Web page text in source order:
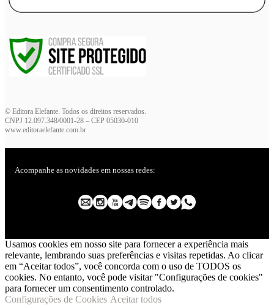
© Editora Elefante. Todos os direitos reservados.
CNPJ 12.097.348/0001-28 – CEP 05030-010
www.editoraelefante.com.br
Acompanhe as novidades em nossas redes:
Usamos cookies em nosso site para fornecer a experiência mais
relevante, lembrando suas preferências e visitas repetidas. Ao clicar
em “Aceitar todos”, você concorda com o uso de TODOS os
cookies. No entanto, você pode visitar "Configurações de cookies"
para fornecer um consentimento controlado.
Configurações de Cookies Aceitar todos